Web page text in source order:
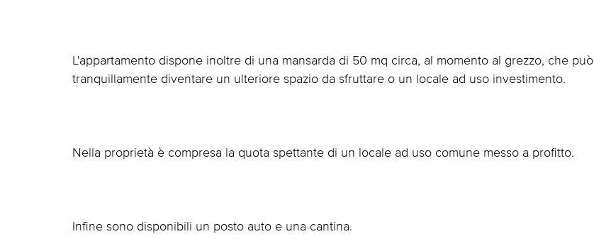
L'appartamento dispone inoltre di una mansarda di 50 mq circa, al momento al grezzo, che può
tranquillamente diventare un ulteriore spazio da sfruttare o un locale ad uso investimento.
Nella proprietà è compresa la quota spettante di un locale ad uso comune messo a profitto.
Infine sono disponibili un posto auto e una cantina.